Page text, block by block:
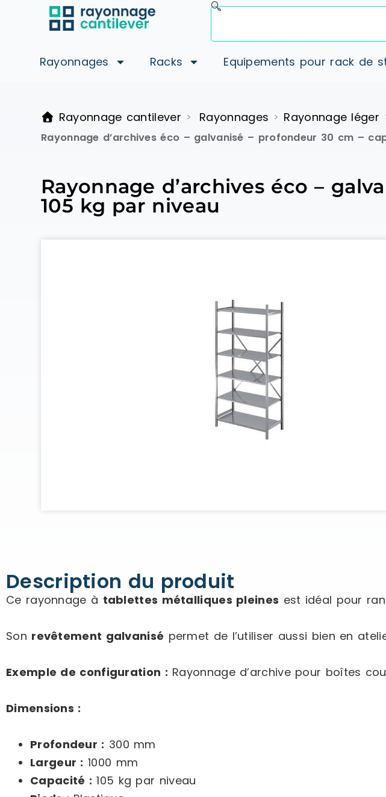
Rayonnages Racks Equipements pour rack de
Rayonnage cantilever > Rayonnages > Rayonnage léger
Rayonnage d’archives éco – galvanisé – profondeur 30 cm –
Rayonnage d’archives éco –
105 kg par niveau
Description du produit
Ce rayonnage à tablettes métalliques pleines est idéal pour
Son revêtement galvanisé permet de l’utiliser aussi bien en
Exemple de configuration : Rayonnage d’archive pour boîtes
Dimensions :
Profondeur : 300 mm
Largeur : 1000 mm
Capacité : 105 kg par niveau